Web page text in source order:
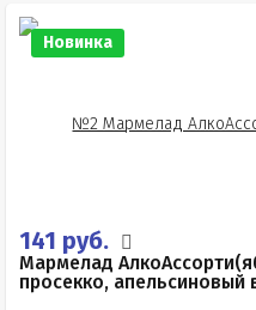
Новинка
141 руб.
Мармелад
просекко, апельсиновый